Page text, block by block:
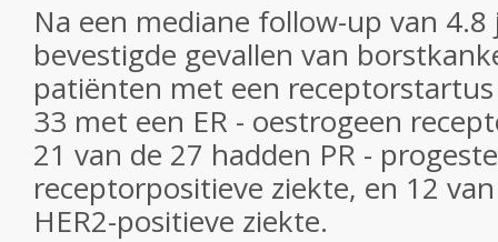
Na een mediane follow-up van
bevestigde gevallen van
patiënten met een
33 met een ER - oestrogeen
21 van de 27 hadden PR -
receptorpositieve ziekte, en 12
HER2-positieve ziekte.